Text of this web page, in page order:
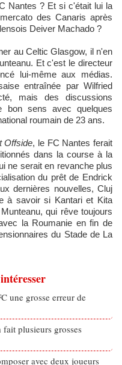
Nantes ? Et si c'était lui la
des Canaris après
Deiver Machado ?
au Celtic Glasgow, il n'en
Et c'est le directeur
lui-même aux médias.
entraînée par Wilfried
mais des discussions
bon sens avec quelques
roumain de 23 ans.
Offside, le FC Nantes ferait
dans la course à la
ne serait en revanche plus
du prêt de Endrick
dernières nouvelles, Cluj
à savoir si Kantari et Kita
qui rêve toujours
la Roumanie en fin de
du Stade de La
une grosse erreur de
plusieurs grosses
avec deux joueurs